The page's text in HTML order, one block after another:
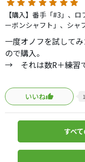
私の周りで使ってい
オノフの技術力を舐
今更ながら、最新が
【購入】番手「#3」、
ーボンシャフト」、シャ
一度オノフを試して
ので購入。
→ それは数R＋練習
論、中古＋アウトレ
ました。
それくらい、私には
◎とにかく飛距離が
└ HS43〜46くらい
で出せるので、パー
いいね
1
すべ